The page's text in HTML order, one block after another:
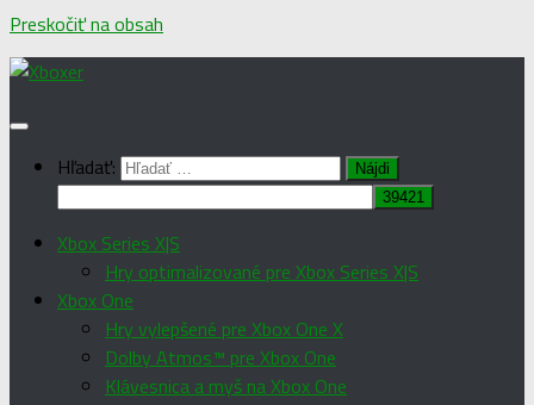
Preskočiť na obsah
Hľadať:
Xbox Series X|S
Hry optimalizované pre Xbox Series X|S
Xbox One
Hry vylepšené pre Xbox One X
Dolby Atmos™ pre Xbox One
Klávesnica a myš na Xbox One